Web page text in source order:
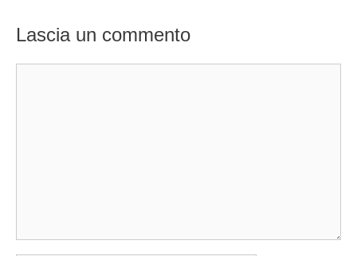
Lascia un commento